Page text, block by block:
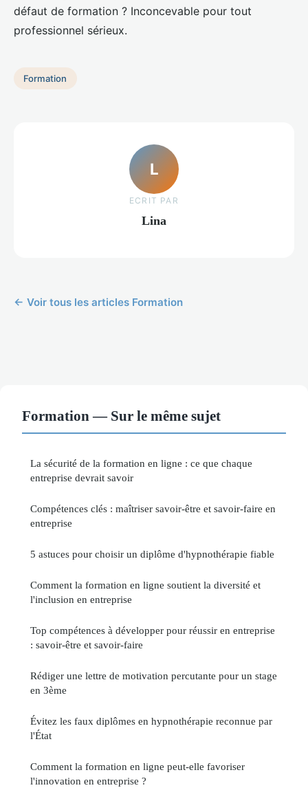
défaut de formation ? Inconcevable pour tout
professionnel sérieux.
Formation
L
ECRIT PAR
Lina
← Voir tous les articles Formation
Formation — Sur le même sujet
La sécurité de la formation en ligne : ce que chaque
entreprise devrait savoir
Compétences clés : maîtriser savoir-être et savoir-faire en
entreprise
5 astuces pour choisir un diplôme d'hypnothérapie fiable
Comment la formation en ligne soutient la diversité et
l'inclusion en entreprise
Top compétences à développer pour réussir en entreprise
: savoir-être et savoir-faire
Rédiger une lettre de motivation percutante pour un stage
en 3ème
Évitez les faux diplômes en hypnothérapie reconnue par
l'État
Comment la formation en ligne peut-elle favoriser
l'innovation en entreprise ?